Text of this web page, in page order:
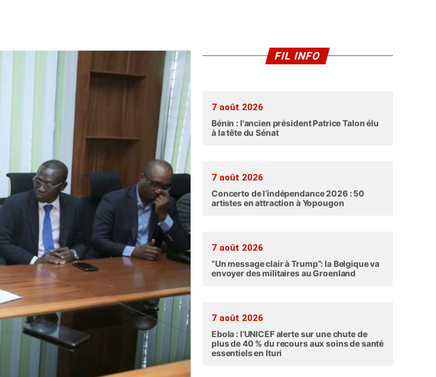
FIL INFO
7 août 2026
Bénin : l'ancien président Patrice Talon élu
à la tête du Sénat
7 août 2026
Concerto de l’indépendance 2026 : 50
artistes en attraction à Yopougon
7 août 2026
“Un message clair à Trump”: la Belgique va
envoyer des militaires au Groenland
7 août 2026
Ebola : l’UNICEF alerte sur une chute de
plus de 40 % du recours aux soins de santé
essentiels en Ituri